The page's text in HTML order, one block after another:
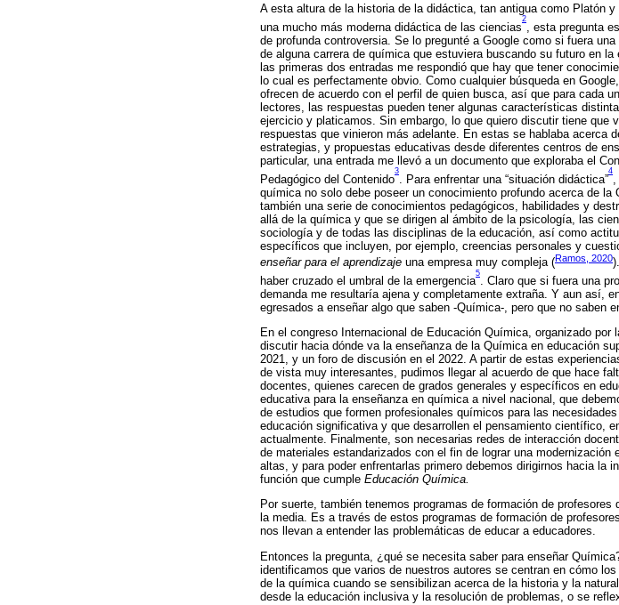
A esta altura de la historia de la didáctica, tan antigua como Platón
una mucho más moderna didáctica de las ciencias
2
, esta pregunta
de profunda controversia. Se lo pregunté a Google como si fuera una
de alguna carrera de química que estuviera buscando su futuro en la
las primeras dos entradas me respondió que hay que tener
lo cual es perfectamente obvio. Como cualquier búsqueda en
ofrecen de acuerdo con el perfil de quien busca, así que para cada
lectores, las respuestas pueden tener algunas características
ejercicio y platicamos. Sin embargo, lo que quiero discutir tiene que
respuestas que vinieron más adelante. En estas se hablaba acerca
estrategias, y propuestas educativas desde diferentes centros de
particular, una entrada me llevó a un documento que exploraba el
Pedagógico del Contenido
3
. Para enfrentar una “situación didáctica”
4
química no solo debe poseer un conocimiento profundo acerca de la
también una serie de conocimientos pedagógicos, habilidades y
allá de la química y que se dirigen al ámbito de la psicología, las
sociología y de todas las disciplinas de la educación, así como
específicos que incluyen, por ejemplo, creencias personales y
enseñar para el aprendizaje una empresa muy compleja (Ramos, 2020
haber cruzado el umbral de la emergencia
5
. Claro que si fuera una
demanda me resultaría ajena y completamente extraña. Y aun así,
egresados a enseñar algo que saben -Química-, pero que no saben
En el congreso Internacional de Educación Química, organizado
discutir hacia dónde va la enseñanza de la Química en educación
2021, y un foro de discusión en el 2022. A partir de estas
de vista muy interesantes, pudimos llegar al acuerdo de que hace
docentes, quienes carecen de grados generales y específicos en
educativa para la enseñanza en química a nivel nacional, que
de estudios que formen profesionales químicos para las
educación significativa y que desarrollen el pensamiento científico,
actualmente. Finalmente, son necesarias redes de interacción
de materiales estandarizados con el fin de lograr una
altas, y para poder enfrentarlas primero debemos dirigirnos hacia la
función que cumple Educación Química.
Por suerte, también tenemos programas de formación de
la media. Es a través de estos programas de formación de
nos llevan a entender las problemáticas de educar a educadores.
Entonces la pregunta, ¿qué se necesita saber para enseñar
identificamos que varios de nuestros autores se centran en cómo
de la química cuando se sensibilizan acerca de la historia y la
desde la educación inclusiva y la resolución de problemas, o se